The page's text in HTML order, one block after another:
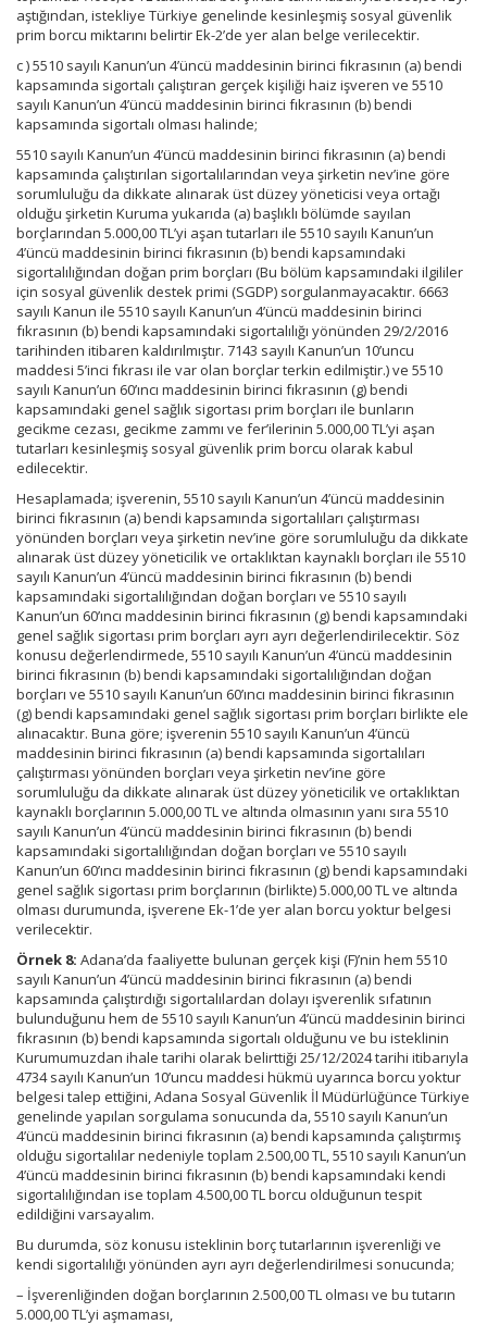
aştığından, istekliye Türkiye genelinde kesinleşmiş sosyal güvenlik
prim borcu miktarını belirtir Ek-2’de yer alan belge verilecektir.
c ) 5510 sayılı Kanun’un 4’üncü maddesinin birinci fıkrasının (a) bendi
kapsamında sigortalı çalıştıran gerçek kişiliği haiz işveren ve 5510
sayılı Kanun’un 4’üncü maddesinin birinci fıkrasının (b) bendi
kapsamında sigortalı olması halinde;
5510 sayılı Kanun’un 4’üncü maddesinin birinci fıkrasının (a) bendi
kapsamında çalıştırılan sigortalılarından veya şirketin nev’ine göre
sorumluluğu da dikkate alınarak üst düzey yöneticisi veya ortağı
olduğu şirketin Kuruma yukarıda (a) başlıklı bölümde sayılan
borçlarından 5.000,00 TL’yi aşan tutarları ile 5510 sayılı Kanun’un
4’üncü maddesinin birinci fıkrasının (b) bendi kapsamındaki
sigortalılığından doğan prim borçları (Bu bölüm kapsamındaki ilgililer
için sosyal güvenlik destek primi (SGDP) sorgulanmayacaktır. 6663
sayılı Kanun ile 5510 sayılı Kanun’un 4’üncü maddesinin birinci
fıkrasının (b) bendi kapsamındaki sigortalılığı yönünden 29/2/2016
tarihinden itibaren kaldırılmıştır. 7143 sayılı Kanun’un 10’uncu
maddesi 5’inci fıkrası ile var olan borçlar terkin edilmiştir.) ve 5510
sayılı Kanun’un 60’ıncı maddesinin birinci fıkrasının (g) bendi
kapsamındaki genel sağlık sigortası prim borçları ile bunların
gecikme cezası, gecikme zammı ve fer’ilerinin 5.000,00 TL’yi aşan
tutarları kesinleşmiş sosyal güvenlik prim borcu olarak kabul
edilecektir.
Hesaplamada; işverenin, 5510 sayılı Kanun’un 4’üncü maddesinin
birinci fıkrasının (a) bendi kapsamında sigortalıları çalıştırması
yönünden borçları veya şirketin nev’ine göre sorumluluğu da dikkate
alınarak üst düzey yöneticilik ve ortaklıktan kaynaklı borçları ile 5510
sayılı Kanun’un 4’üncü maddesinin birinci fıkrasının (b) bendi
kapsamındaki sigortalılığından doğan borçları ve 5510 sayılı
Kanun’un 60’ıncı maddesinin birinci fıkrasının (g) bendi kapsamındaki
genel sağlık sigortası prim borçları ayrı ayrı değerlendirilecektir. Söz
konusu değerlendirmede, 5510 sayılı Kanun’un 4’üncü maddesinin
birinci fıkrasının (b) bendi kapsamındaki sigortalılığından doğan
borçları ve 5510 sayılı Kanun’un 60’ıncı maddesinin birinci fıkrasının
(g) bendi kapsamındaki genel sağlık sigortası prim borçları birlikte ele
alınacaktır. Buna göre; işverenin 5510 sayılı Kanun’un 4’üncü
maddesinin birinci fıkrasının (a) bendi kapsamında sigortalıları
çalıştırması yönünden borçları veya şirketin nev’ine göre
sorumluluğu da dikkate alınarak üst düzey yöneticilik ve ortaklıktan
kaynaklı borçlarının 5.000,00 TL ve altında olmasının yanı sıra 5510
sayılı Kanun’un 4’üncü maddesinin birinci fıkrasının (b) bendi
kapsamındaki sigortalılığından doğan borçları ve 5510 sayılı
Kanun’un 60’ıncı maddesinin birinci fıkrasının (g) bendi kapsamındaki
genel sağlık sigortası prim borçlarının (birlikte) 5.000,00 TL ve altında
olması durumunda, işverene Ek-1’de yer alan borcu yoktur belgesi
verilecektir.
Örnek 8: Adana’da faaliyette bulunan gerçek kişi (F)’nin hem 5510
sayılı Kanun’un 4’üncü maddesinin birinci fıkrasının (a) bendi
kapsamında çalıştırdığı sigortalılardan dolayı işverenlik sıfatının
bulunduğunu hem de 5510 sayılı Kanun’un 4’üncü maddesinin birinci
fıkrasının (b) bendi kapsamında sigortalı olduğunu ve bu isteklinin
Kurumumuzdan ihale tarihi olarak belirttiği 25/12/2024 tarihi itibarıyla
4734 sayılı Kanun’un 10’uncu maddesi hükmü uyarınca borcu yoktur
belgesi talep ettiğini, Adana Sosyal Güvenlik İl Müdürlüğünce Türkiye
genelinde yapılan sorgulama sonucunda da, 5510 sayılı Kanun’un
4’üncü maddesinin birinci fıkrasının (a) bendi kapsamında çalıştırmış
olduğu sigortalılar nedeniyle toplam 2.500,00 TL, 5510 sayılı Kanun’un
4’üncü maddesinin birinci fıkrasının (b) bendi kapsamındaki kendi
sigortalılığından ise toplam 4.500,00 TL borcu olduğunun tespit
edildiğini varsayalım.
Bu durumda, söz konusu isteklinin borç tutarlarının işverenliği ve
kendi sigortalılığı yönünden ayrı ayrı değerlendirilmesi sonucunda;
– İşverenliğinden doğan borçlarının 2.500,00 TL olması ve bu tutarın
5.000,00 TL’yi aşmaması,